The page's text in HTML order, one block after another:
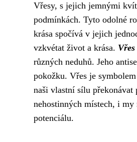
Vřesy, s jejich jemnými
podmínkách. Tyto odolné
krása spočívá v jejich
vzkvétat život a krása.
různých neduhů. Jeho
pokožku. Vřes je
naši vlastní sílu překonávat
nehostinných místech, i
potenciálu.